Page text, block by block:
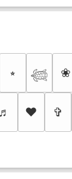
⭒ 𓆉 ❀
♬ ❤ ✞